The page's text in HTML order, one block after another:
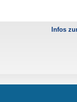
Infos